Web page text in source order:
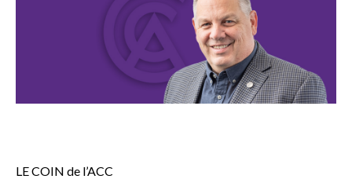
Services axés sur les pratiques
exemplaires
Show
LE COIN de l’ACC